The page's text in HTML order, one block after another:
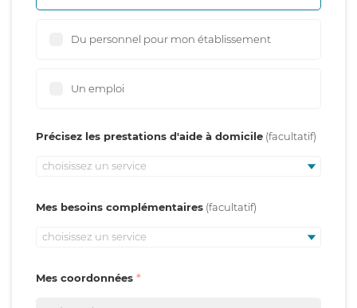
Du personnel pour mon établissement
Un emploi
Précisez les prestations d'aide à domicile
choisissez un service
Mes besoins complémentaires
choisissez un service
Mes coordonnées